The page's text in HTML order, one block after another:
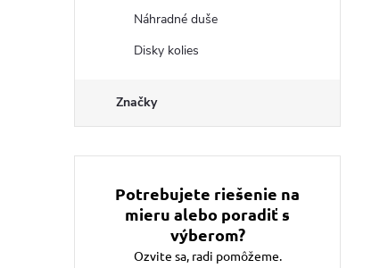
Náhradné duše
Disky kolies
Značky
Potrebujete riešenie na
mieru alebo poradiť s
výberom?
Ozvite sa, radi pomôžeme.